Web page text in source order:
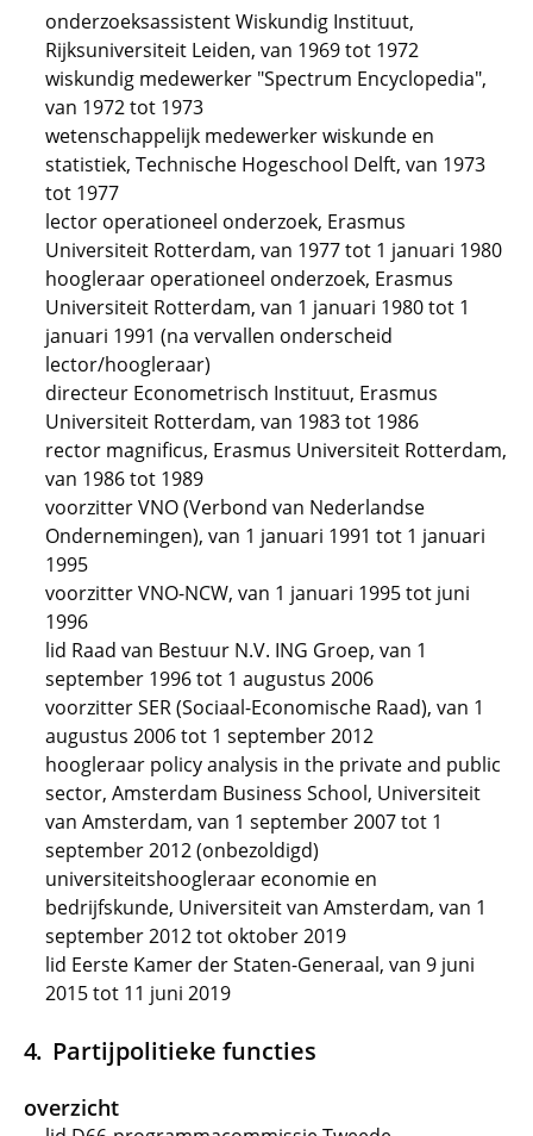
onderzoeksassistent Wiskundig Instituut,
Rijksuniversiteit Leiden, van 1969 tot 1972
wiskundig medewerker "Spectrum Encyclopedia",
van 1972 tot 1973
wetenschappelijk medewerker wiskunde en
statistiek, Technische Hogeschool Delft, van 1973
tot 1977
lector operationeel onderzoek, Erasmus
Universiteit Rotterdam, van 1977 tot 1 januari 1980
hoogleraar operationeel onderzoek, Erasmus
Universiteit Rotterdam, van 1 januari 1980 tot 1
januari 1991 (na vervallen onderscheid
lector/hoogleraar)
directeur Econometrisch Instituut, Erasmus
Universiteit Rotterdam, van 1983 tot 1986
rector magnificus, Erasmus Universiteit Rotterdam,
van 1986 tot 1989
voorzitter VNO (Verbond van Nederlandse
Ondernemingen), van 1 januari 1991 tot 1 januari
1995
voorzitter VNO-NCW, van 1 januari 1995 tot juni
1996
lid Raad van Bestuur N.V. ING Groep, van 1
september 1996 tot 1 augustus 2006
voorzitter SER (Sociaal-Economische Raad), van 1
augustus 2006 tot 1 september 2012
hoogleraar policy analysis in the private and public
sector, Amsterdam Business School, Universiteit
van Amsterdam, van 1 september 2007 tot 1
september 2012 (onbezoldigd)
universiteitshoogleraar economie en
bedrijfskunde, Universiteit van Amsterdam, van 1
september 2012 tot oktober 2019
lid Eerste Kamer der Staten-Generaal, van 9 juni
2015 tot 11 juni 2019
Partijpolitieke functies
overzicht